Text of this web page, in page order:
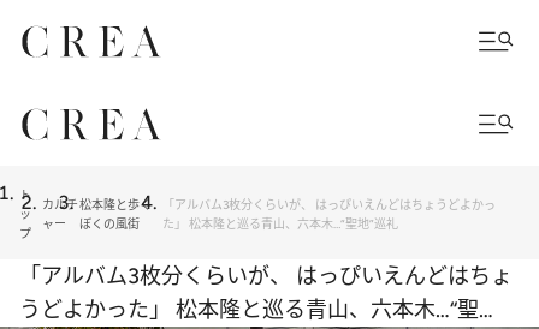
ト
ッ
プ
カルチ
ャー
松本隆と歩く
ぼくの風街
「アルバム3枚分くらいが、 はっぴいえんどはちょうどよかっ
た」 松本隆と巡る青山、六本木…“聖地”巡礼
「アルバム3枚分くらいが、 はっぴいえんどはちょ
うどよかった」 松本隆と巡る青山、六本木…“聖